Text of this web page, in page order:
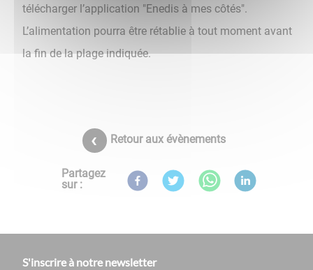
télécharger l’application "Enedis à mes côtés".
L’alimentation pourra être rétablie à tout moment avant
la fin de la plage indiquée.
Retour aux évènements
Partagez
sur :
S'inscrire à notre newsletter